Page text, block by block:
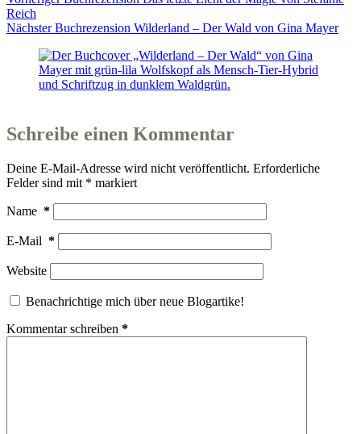
Reich
NächsterBuchrezension Wilderland – Der Wald von Gina Mayer
Schreibe einen Kommentar
Deine E-Mail-Adresse wird nicht veröffentlicht. Erforderliche
Felder sind mit * markiert
Name *
E-Mail *
Website
Benachrichtige mich über neue Blogartike!
Kommentar schreiben *